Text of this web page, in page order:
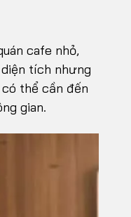
cafe nhỏ,
tích nhưng
thể cần đến
gian.